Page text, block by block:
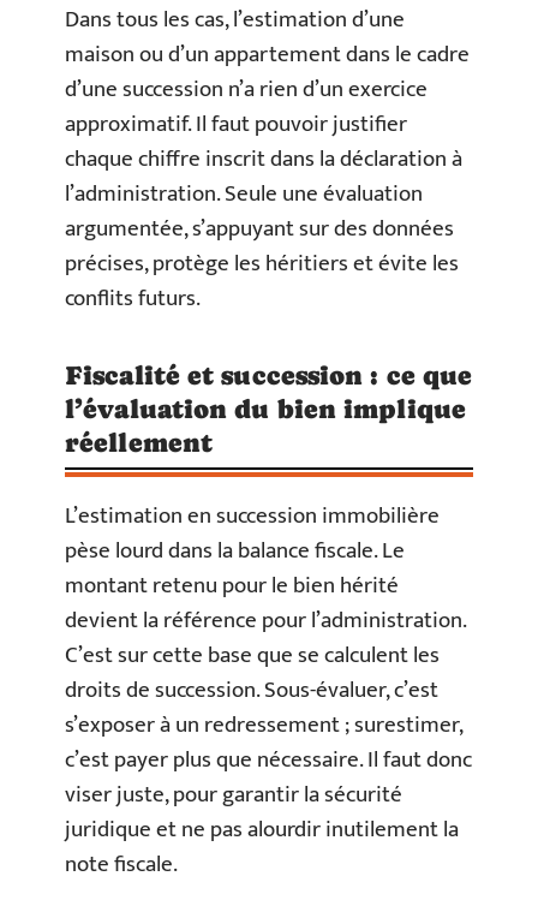
Dans tous les cas, l’estimation d’une
maison ou d’un appartement dans le cadre
d’une succession n’a rien d’un exercice
approximatif. Il faut pouvoir justifier
chaque chiffre inscrit dans la déclaration à
l’administration. Seule une évaluation
argumentée, s’appuyant sur des données
précises, protège les héritiers et évite les
conflits futurs.
Fiscalité et succession : ce que
l’évaluation du bien implique
réellement
L’estimation en succession immobilière
pèse lourd dans la balance fiscale. Le
montant retenu pour le bien hérité
devient la référence pour l’administration.
C’est sur cette base que se calculent les
droits de succession. Sous-évaluer, c’est
s’exposer à un redressement ; surestimer,
c’est payer plus que nécessaire. Il faut donc
viser juste, pour garantir la sécurité
juridique et ne pas alourdir inutilement la
note fiscale.